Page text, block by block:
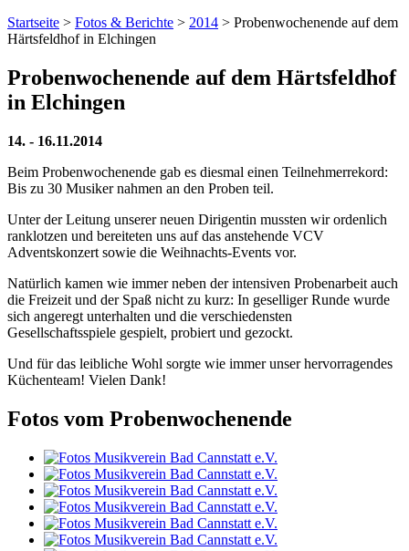
Startseite > Fotos & Berichte > 2014 > Probenwochenende auf dem
Härtsfeldhof in Elchingen
Probenwochenende auf dem Härtsfeldhof
in Elchingen
14. - 16.11.2014
Beim Probenwochenende gab es diesmal einen Teilnehmerrekord:
Bis zu 30 Musiker nahmen an den Proben teil.
Unter der Leitung unserer neuen Dirigentin mussten wir ordenlich
ranklotzen und bereiteten uns auf das anstehende VCV
Adventskonzert sowie die Weihnachts-Events vor.
Natürlich kamen wie immer neben der intensiven Probenarbeit auch
die Freizeit und der Spaß nicht zu kurz: In geselliger Runde wurde
sich angeregt unterhalten und die verschiedensten
Gesellschaftsspiele gespielt, probiert und gezockt.
Und für das leibliche Wohl sorgte wie immer unser hervorragendes
Küchenteam! Vielen Dank!
Fotos vom Probenwochenende